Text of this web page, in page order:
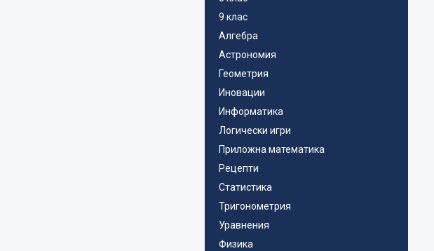
9 клас
Алгебра
Астрономия
Геометрия
Иновации
Информатика
Логически игри
Приложна математика
Рецепти
Статистика
Тригонометрия
Уравнения
Физика